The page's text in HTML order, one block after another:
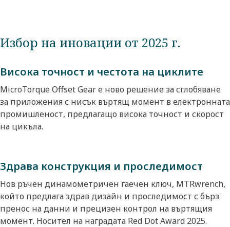
Избор на иновации от 2025 г.
Висока точност и честота на циклите
MicroTorque Offset Gear е ново решение за сглобяване
за приложения с нисък въртящ момент в електронната
промишленост, предлагащо висока точност и скорост
на цикъла.
Здрава конструкция и проследимост
Нов ръчен динамометричен гаечен ключ, MTRwrench,
който предлага здрав дизайн и проследимост с бърз
пренос на данни и прецизен контрол на въртящия
момент. Носител на наградата Red Dot Award 2025.